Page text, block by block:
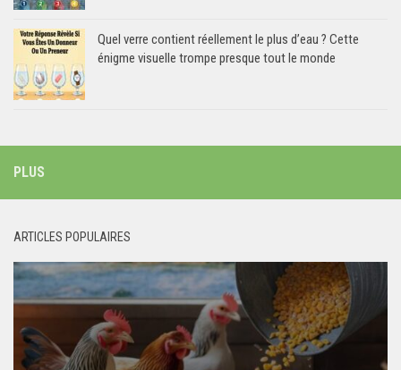
Quel verre contient réellement le plus d’eau ? Cette
énigme visuelle trompe presque tout le monde
PLUS
ARTICLES POPULAIRES